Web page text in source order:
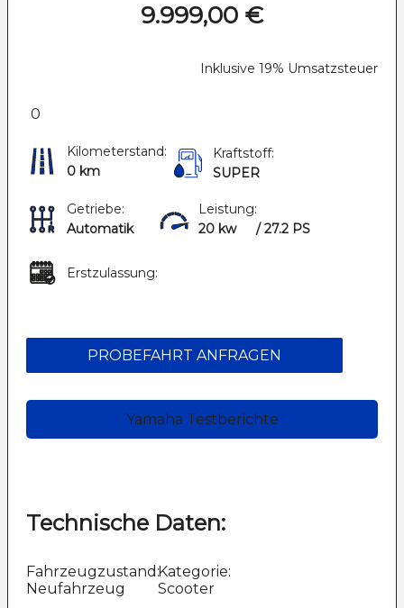
9.999,00 €
Inklusive 19% Umsatzsteuer
0
Kilometerstand:
0 km
Kraftstoff:
SUPER
Getriebe:
Automatik
Leistung:
20 kw
/ 27.2 PS
Erstzulassung:
PROBEFAHRT ANFRAGEN
Yamaha Testberichte
Technische Daten:
Fahrzeugzustand:
Neufahrzeug
Kategorie:
Scooter